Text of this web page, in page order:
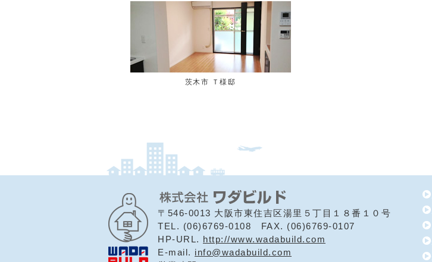
茨木市 Ｔ様邸
〒546-0013 大阪市東住吉区湯里５丁目１８番１０号
TEL. (06)6769-0108 FAX. (06)6769-0107
HP-URL. http://www.wadabuild.com
E-mail. info@wadabuild.com